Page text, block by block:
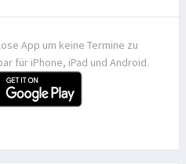
App um keine Termine zu
für iPhone, iPad und Android.